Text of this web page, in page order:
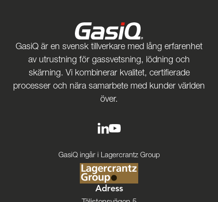
GasiQ är en svensk tillverkare med lång erfarenhet
av utrustning för gassvetsning, lödning och
skärning. Vi kombinerar kvalitet, certifierade
processer och nära samarbete med kunder världen
över.
GasiQ ingår i Lagercrantz Group
Adress